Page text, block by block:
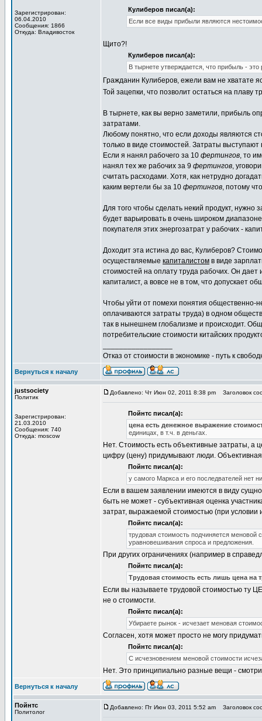
Зарегистрирован:
06.04.2010
Сообщения: 1866
Откуда: Владивосток
Кулиберов писал(а):
Если все виды прибыли являются
Щито?!
Кулиберов писал(а):
В тырнете утверждается, что прибыль -
Гражданин Кулиберов, ежели вам не хватате
Той зацепки, что позволит остаться на
В тырнете, как вы верно заметили, прибыль
затратами.
Любому понятно, что если доходы являются
только в виде стоимостей. Затраты
Если я нанял рабочего за 10 фертингов, то
нанял тех же рабочих за 9 фертингов,
считать расходами. Хотя, как нетрудно
каким вертели бы за 10 фертингов, потому
Для того чтобы сделать некий продукт, нужно
будет варьировать в очень широком
покупателя этих энергозатрат у рабочих -
Доходит эта истина до вас, Кулиберов?
осуществляемые капиталистом в виде
стоимостей на оплату труда рабочих. Он
капиталист, а вовсе не в том, что допускает
Чтобы уйти от помехи понятия общественно-
оплачиваются затраты труда) в одном
так в нынешнем глобализме и происходит.
потребительские стоимости китайских
Отказ от стоимости в экономике - путь к
Вернуться к началу
justsociety
Политик
Зарегистрирован:
21.03.2010
Сообщения: 740
Откуда: moscow
Добавлено: Чт Июн 02, 2011 8:38 pm Заголовок
Пойнтс писал(а):
цена есть денежное выражение
единицах, в т.ч. в деньгах.
Нет. Стоимость есть объективные затраты, а
цифру (цену) придумывают люди.
Пойнтс писал(а):
у самого Маркса и его последвателей нет
Если в вашем заявлении имеются в виду
быть не может - субъективная оценка
затрат, выражаемой стоимостью (при
Пойнтс писал(а):
трудовая стоимость подчиняется меновой
уравновешивания спроса и предложения.
При других ограничениях (например в
Пойнтс писал(а):
Трудовая стоимость есть лишь цена на
Если вы называете трудовой стоимостью ту
не о стоимости.
Пойнтс писал(а):
Убираете рынок - исчезает меновая
Согласен, хотя может просто не могу
Пойнтс писал(а):
С исчезновением меновой стоимости
Нет. Это принципиально разные вещи -
Вернуться к началу
Пойнтс
Политолог
Добавлено: Пт Июн 03, 2011 5:52 am Заголовок